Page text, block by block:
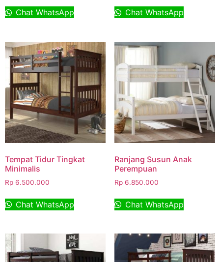
Chat WhatsApp Chat WhatsApp
Tempat Tidur Tingkat
Minimalis
Rp 6.500.000
Chat WhatsApp
Ranjang Susun Anak
Perempuan
Rp6.850.000
Chat WhatsApp